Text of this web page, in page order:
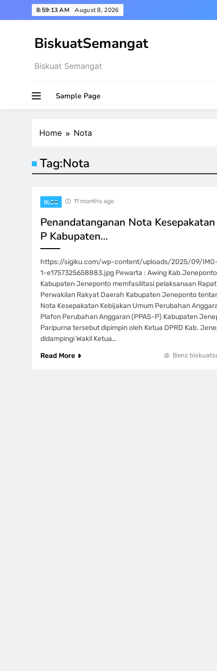
to
8:59:14 AM August 8, 2026
BiskuatSemangat
Biskuat Semangat
Sample Page
Home Nota
Tag:Nota
BLOG 11 months ago
Penandatanganan Nota
P Kabupaten…
https://sigiku.com/wp-content/uploads/2025/09/
1-e1757325658883.jpg Pewarta : Awing
Kabupaten Jeneponto memfasilitasi pelaksanaan
Perwakilan Rakyat Daerah Kabupaten Jeneponto
Nota Kesepakatan Kebijakan Umum Perubahan
Plafon Perubahan Anggaran (PPAS-P) Kabupaten
Paripurna tersebut dipimpin oleh Ketua DPRD Kab.
didampingi Wakil Ketua…
Read More
Benz